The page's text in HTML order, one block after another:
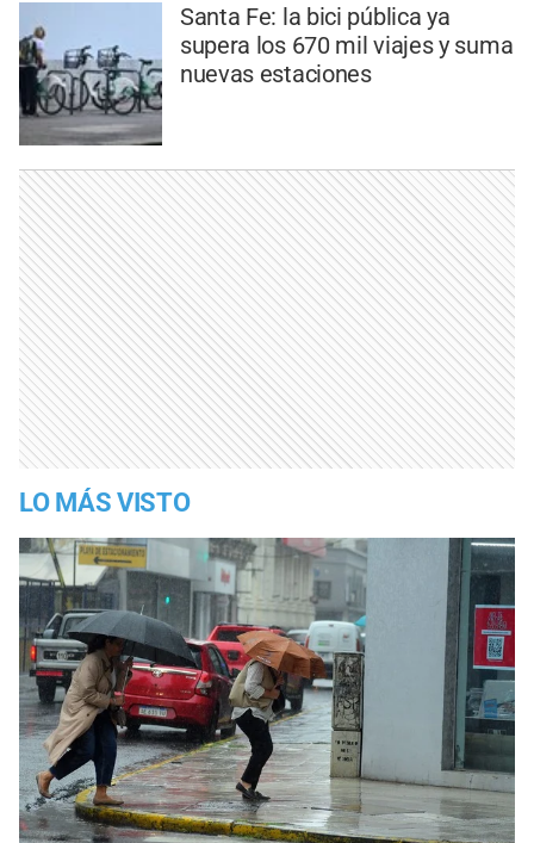
Santa Fe: la bici pública ya
supera los 670 mil viajes y suma
nuevas estaciones
LO MÁS VISTO